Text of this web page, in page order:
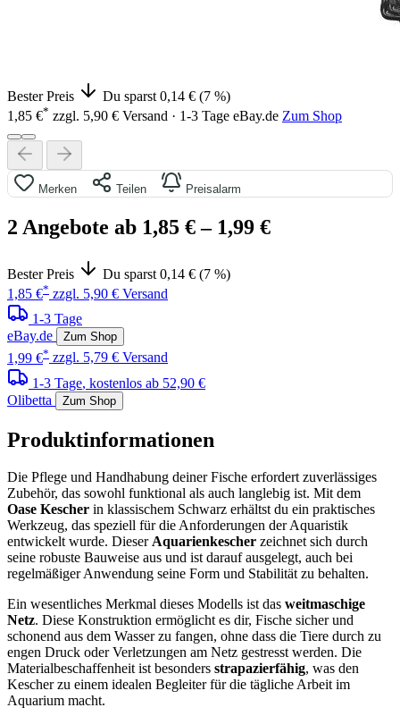
Bester Preis
Du sparst 0,14 € (7 %)
1,85 €* zzgl. 5,90 € Versand · 1-3 Tage eBay.de Zum Shop
Merken Teilen Preisalarm
2 Angebote ab 1,85 €– 1,99 €
Bester Preis
Du sparst 0,14 € (7 %)
1,85 €* zzgl. 5,90 € Versand
1-3 Tage
eBay.de
Zum Shop
1,99 €* zzgl. 5,79 € Versand
1-3 Tage, kostenlos ab 52,90 €
Olibetta
Zum Shop
Produktinformationen
Die Pflege und Handhabung deiner Fische erfordert zuverlässiges
Zubehör, das sowohl funktional als auch langlebig ist. Mit dem
Oase Kescher in klassischem Schwarz erhältst du ein praktisches
Werkzeug, das speziell für die Anforderungen der Aquaristik
entwickelt wurde. DieserAquarienkescher zeichnet sich durch
seine robuste Bauweise aus und ist darauf ausgelegt, auch bei
regelmäßiger Anwendung seine Form und Stabilität zu behalten.
Ein wesentliches Merkmal dieses Modells ist das weitmaschige
Netz. Diese Konstruktion ermöglicht es dir, Fische sicher und
schonend aus dem Wasser zu fangen, ohne dass die Tiere durch zu
engen Druck oder Verletzungen am Netz gestresst werden. Die
Materialbeschaffenheit ist besonders strapazierfähig, was den
Kescher zu einem idealen Begleiter für die tägliche Arbeit im
Aquarium macht.